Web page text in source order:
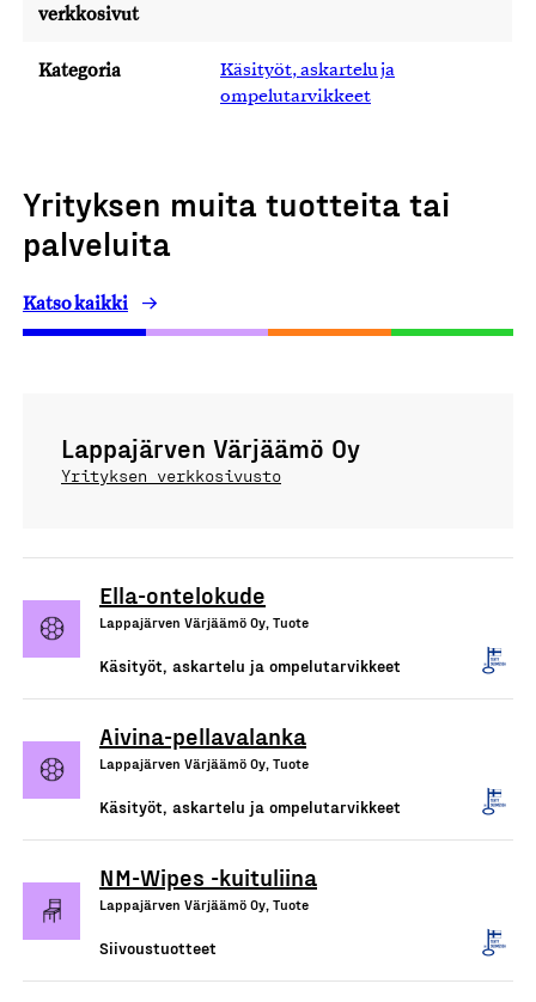
verkkosivut
Kategoria
Käsityöt, askartelu ja
ompelutarvikkeet
Yrityksen muita tuotteita tai
palveluita
Katso kaikki
Lappajärven Värjäämö Oy
Yrityksen verkkosivusto
Ella-ontelokude
Lappajärven Värjäämö Oy, Tuote
Käsityöt, askartelu ja ompelutarvikkeet
Aivina-pellavalanka
Lappajärven Värjäämö Oy, Tuote
Käsityöt, askartelu ja ompelutarvikkeet
NM-Wipes -kuituliina
Lappajärven Värjäämö Oy, Tuote
Siivoustuotteet